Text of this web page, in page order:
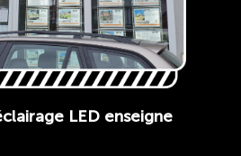
LED enseigne